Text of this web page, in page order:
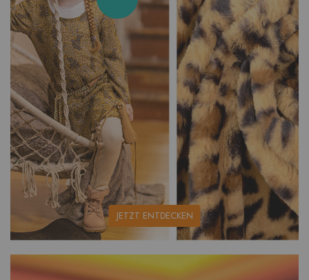
JETZT ENTDECKEN